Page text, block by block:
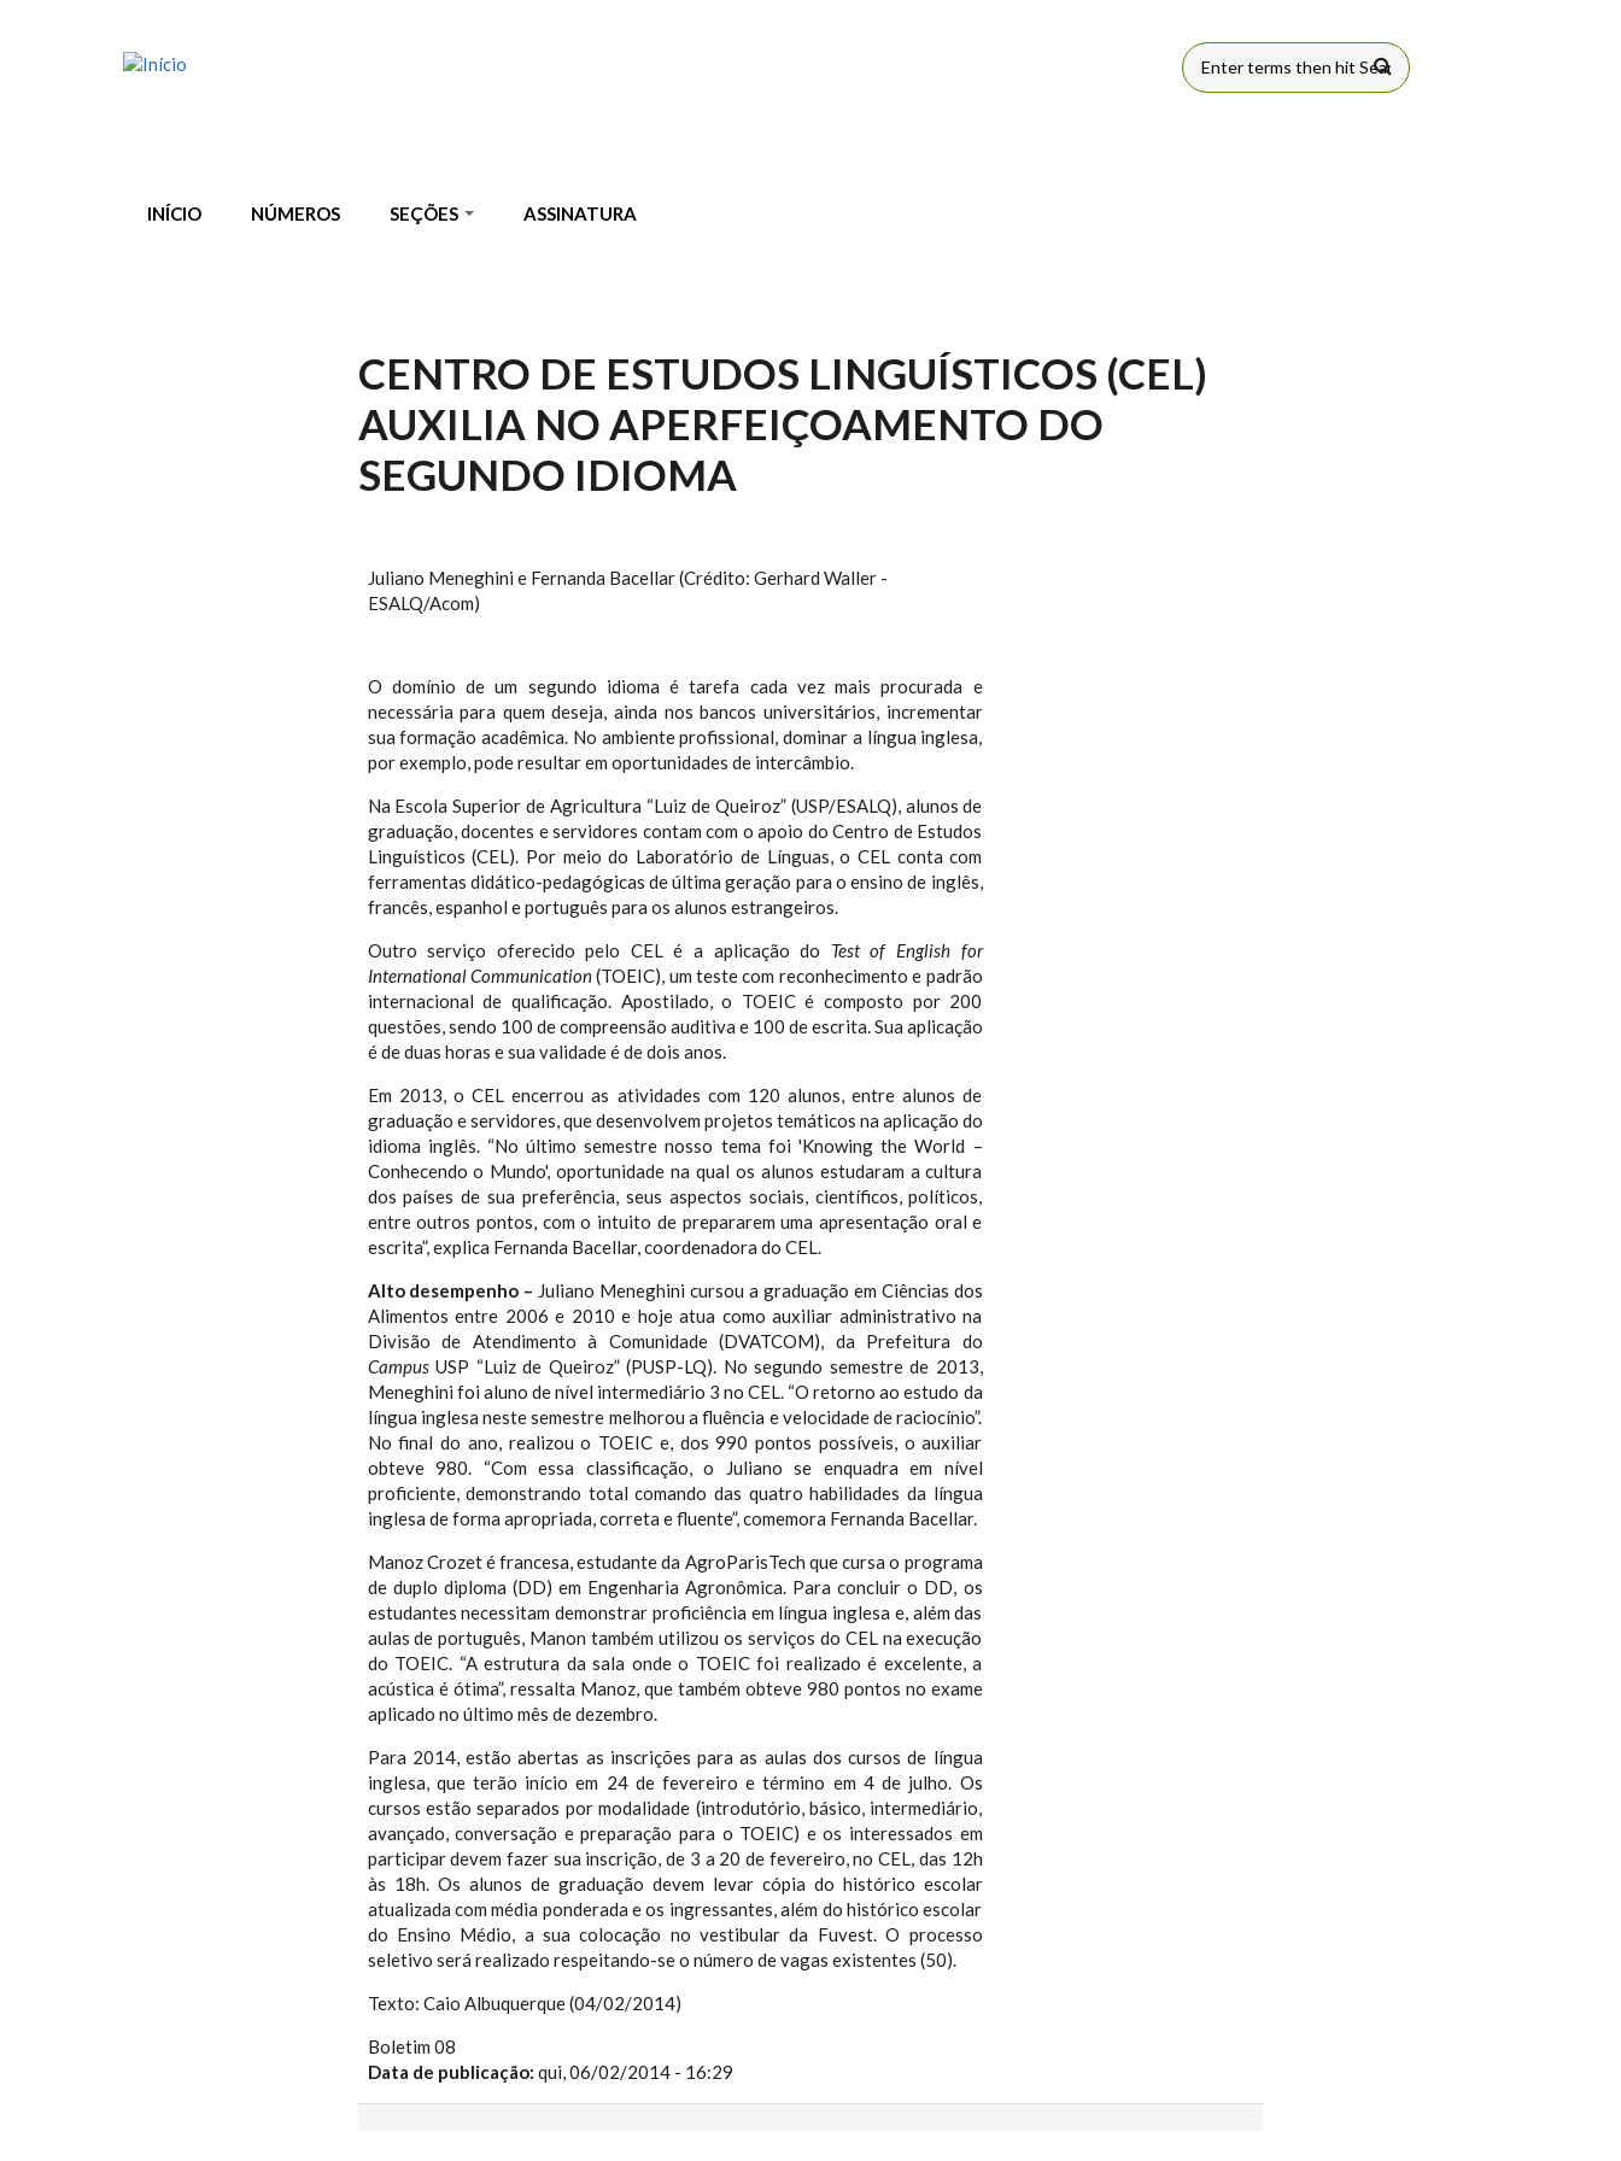
FORMULÁRIO
INÍCIO NÚMEROS SEÇÕES ASSINATURA
CENTRO DE ESTUDOS LINGUÍSTICOS (CEL)
AUXILIA NO APERFEIÇOAMENTO DO
SEGUNDO IDIOMA
Juliano Meneghini e Fernanda Bacellar (Crédito: Gerhard Waller -
ESALQ/Acom)
O domínio de um segundo idioma é tarefa cada vez mais procurada e
necessária para quem deseja, ainda nos bancos universitários, incrementar
sua formação acadêmica. No ambiente profissional, dominar a língua inglesa,
por exemplo, pode resultar em oportunidades de intercâmbio.
Na Escola Superior de Agricultura “Luiz de Queiroz” (USP/ESALQ), alunos de
graduação, docentes e servidores contam com o apoio do Centro de Estudos
Linguísticos (CEL). Por meio do Laboratório de Línguas, o CEL conta com
ferramentas didático-pedagógicas de última geração para o ensino de inglês,
francês, espanhol e português para os alunos estrangeiros.
Outro serviço oferecido pelo CEL é a aplicação do Test of English for
International Communication(TOEIC), um teste com reconhecimento e padrão
internacional de qualificação. Apostilado, o TOEIC é composto por 200
questões, sendo 100 de compreensão auditiva e 100 de escrita. Sua aplicação
é de duas horas e sua validade é de dois anos.
Em 2013, o CEL encerrou as atividades com 120 alunos, entre alunos de
graduação e servidores, que desenvolvem projetos temáticos na aplicação do
idioma inglês. “No último semestre nosso tema foi 'Knowing the World –
Conhecendo o Mundo', oportunidade na qual os alunos estudaram a cultura
dos países de sua preferência, seus aspectos sociais, científicos, políticos,
entre outros pontos, com o intuito de prepararem uma apresentação oral e
escrita”, explica Fernanda Bacellar, coordenadora do CEL.
Alto desempenho – Juliano Meneghini cursou a graduação em Ciências dos
Alimentos entre 2006 e 2010 e hoje atua como auxiliar administrativo na
Divisão de Atendimento à Comunidade (DVATCOM), da Prefeitura do
CampusUSP “Luiz de Queiroz” (PUSP-LQ). No segundo semestre de 2013,
Meneghini foi aluno de nível intermediário 3 no CEL. “O retorno ao estudo da
língua inglesa neste semestre melhorou a fluência e velocidade de raciocínio”.
No final do ano, realizou o TOEIC e, dos 990 pontos possíveis, o auxiliar
obteve 980. “Com essa classificação, o Juliano se enquadra em nível
proficiente, demonstrando total comando das quatro habilidades da língua
inglesa de forma apropriada, correta e fluente”, comemora Fernanda Bacellar.
Manoz Crozet é francesa, estudante da AgroParisTech que cursa o programa
de duplo diploma (DD) em Engenharia Agronômica. Para concluir o DD, os
estudantes necessitam demonstrar proficiência em língua inglesa e, além das
aulas de português, Manon também utilizou os serviços do CEL na execução
do TOEIC. “A estrutura da sala onde o TOEIC foi realizado é excelente, a
acústica é ótima”, ressalta Manoz, que também obteve 980 pontos no exame
aplicado no último mês de dezembro.
Para 2014, estão abertas as inscrições para as aulas dos cursos de língua
inglesa, que terão início em 24 de fevereiro e término em 4 de julho. Os
cursos estão separados por modalidade (introdutório, básico, intermediário,
avançado, conversação e preparação para o TOEIC) e os interessados em
participar devem fazer sua inscrição, de 3 a 20 de fevereiro, no CEL, das 12h
às 18h. Os alunos de graduação devem levar cópia do histórico escolar
atualizada com média ponderada e os ingressantes, além do histórico escolar
do Ensino Médio, a sua colocação no vestibular da Fuvest. O processo
seletivo será realizado respeitando-se o número de vagas existentes (50).
Texto: Caio Albuquerque (04/02/2014)
Boletim 08
Data de publicação: qui, 06/02/2014 - 16:29